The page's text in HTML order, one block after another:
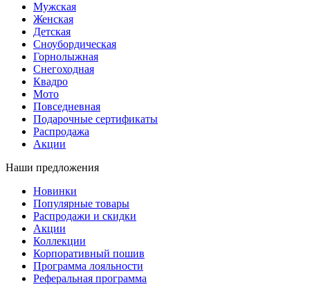
Мужская
Женская
Детская
Сноубордическая
Горнолыжная
Снегоходная
Квадро
Мото
Повседневная
Подарочные сертификаты
Распродажа
Акции
Наши предложения
Новинки
Популярные товары
Распродажи и скидки
Акции
Коллекции
Корпоративный пошив
Программа лояльности
Реферальная программа